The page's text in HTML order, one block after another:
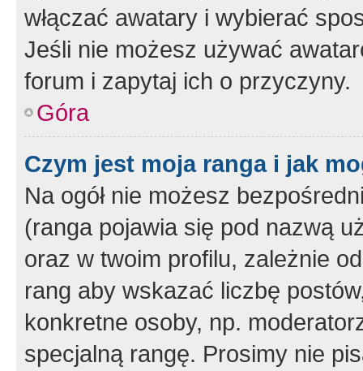
włączać awatary i wybierać
Jeśli nie możesz używać
forum i zapytaj ich o przyczyny.
Góra
Czym jest moja ranga i jak
Na ogół nie możesz
(ranga pojawia się pod nazwą
oraz w twoim profilu, zależnie
rang aby wskazać liczbę
konkretne osoby, np.
specjalną rangę. Prosimy nie